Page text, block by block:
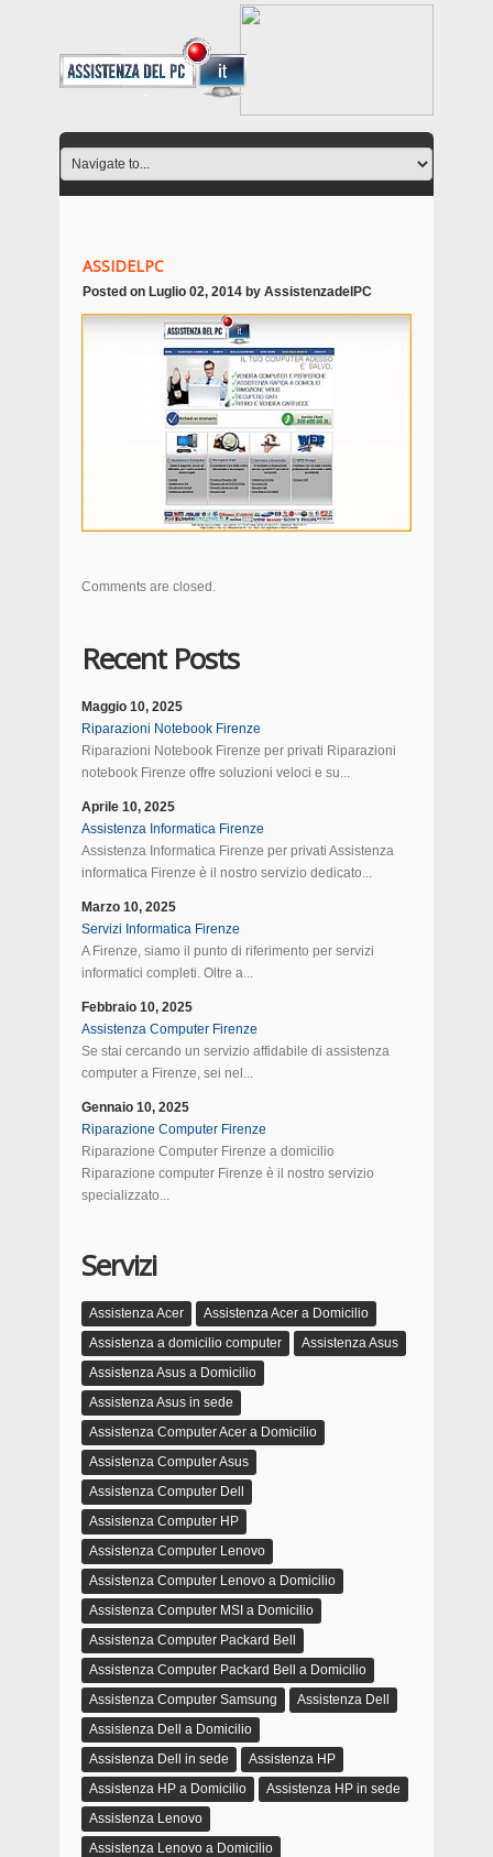
ASSIDELPC
Posted on Luglio 02, 2014 by AssistenzadelPC
Comments are closed.
Recent Posts
Maggio 10, 2025
Riparazioni Notebook Firenze
Riparazioni Notebook Firenze per privati Riparazioni
notebook Firenze offre soluzioni veloci e su...
Aprile 10, 2025
Assistenza Informatica Firenze
Assistenza Informatica Firenze per privati Assistenza
informatica Firenze è il nostro servizio dedicato...
Marzo 10, 2025
Servizi Informatica Firenze
A Firenze, siamo il punto di riferimento per servizi
informatici completi. Oltre a...
Febbraio 10, 2025
Assistenza Computer Firenze
Se stai cercando un servizio affidabile di assistenza
computer a Firenze, sei nel...
Gennaio 10, 2025
Riparazione Computer Firenze
Riparazione Computer Firenze a domicilio
Riparazione computer Firenze è il nostro servizio
specializzato...
Servizi
Assistenza Acer
Assistenza Acer a Domicilio
Assistenza a domicilio computer
Assistenza Asus
Assistenza Asus a Domicilio
Assistenza Asus in sede
Assistenza Computer Acer a Domicilio
Assistenza Computer Asus
Assistenza Computer Dell
Assistenza Computer HP
Assistenza Computer Lenovo
Assistenza Computer Lenovo a Domicilio
Assistenza Computer MSI a Domicilio
Assistenza Computer Packard Bell
Assistenza Computer Packard Bell a Domicilio
Assistenza Computer Samsung
Assistenza Dell
Assistenza Dell a Domicilio
Assistenza Dell in sede
Assistenza HP
Assistenza HP a Domicilio
Assistenza HP in sede
Assistenza Lenovo
Assistenza Lenovo a Domicilio